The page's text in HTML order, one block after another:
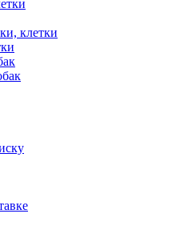
клетки